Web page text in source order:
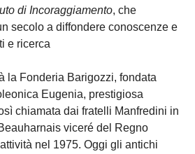
di Incoraggiamento, che
secolo a diffondere conoscenze e
e ricerca
la Fonderia Barigozzi, fondata
Eugenia, prestigiosa
chiamata dai fratelli Manfredini in
viceré del Regno
nel 1975. Oggi gli antichi